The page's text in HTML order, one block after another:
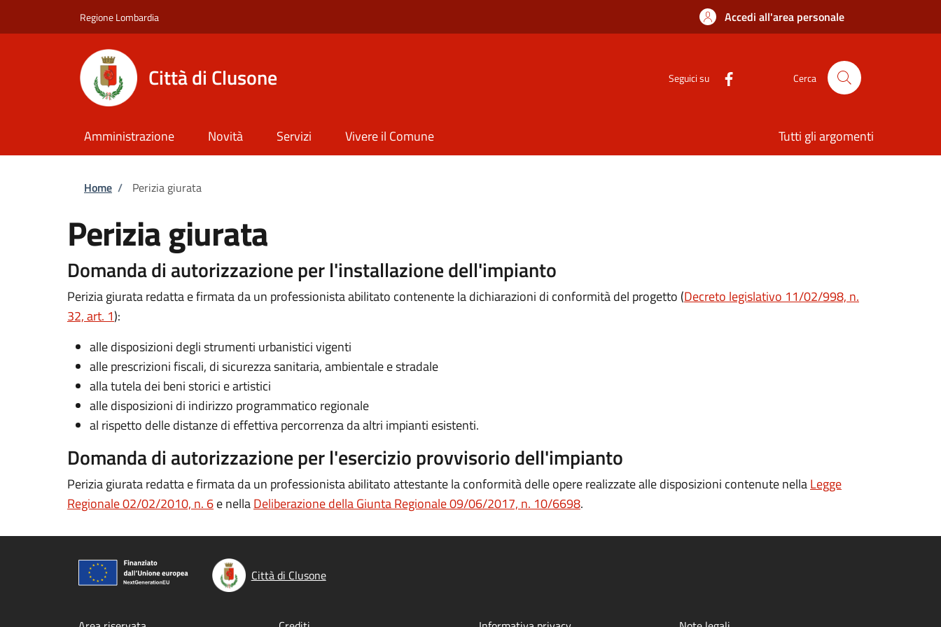
Regione Lombardia Accedi all'area personale
Città di Clusone Seguici su Cerca
Amministrazione Novità Servizi Vivere il Comune Tutti gli argomenti
Briciole di pane
Home / Perizia giurata
Perizia giurata
Domanda di autorizzazione per l'installazione dell'impianto
Perizia giurata redatta e firmata da un professionista abilitato contenente la dichiarazioni di conformità del progetto (Decreto legislativo 11/02/998, n.
32, art. 1):
alle disposizioni degli strumenti urbanistici vigenti
alle prescrizioni fiscali, di sicurezza sanitaria, ambientale e stradale
alla tutela dei beni storici e artistici
alle disposizioni di indirizzo programmatico regionale
al rispetto delle distanze di effettiva percorrenza da altri impianti esistenti.
Domanda di autorizzazione per l'esercizio provvisorio dell'impianto
Perizia giurata redatta e firmata da un professionista abilitatoattestante la conformità delle opere realizzate alle disposizioni contenute nellaLegge
Regionale 02/02/2010, n. 6e nellaDeliberazione della Giunta Regionale 09/06/2017, n. 10/6698.
Città di Clusone